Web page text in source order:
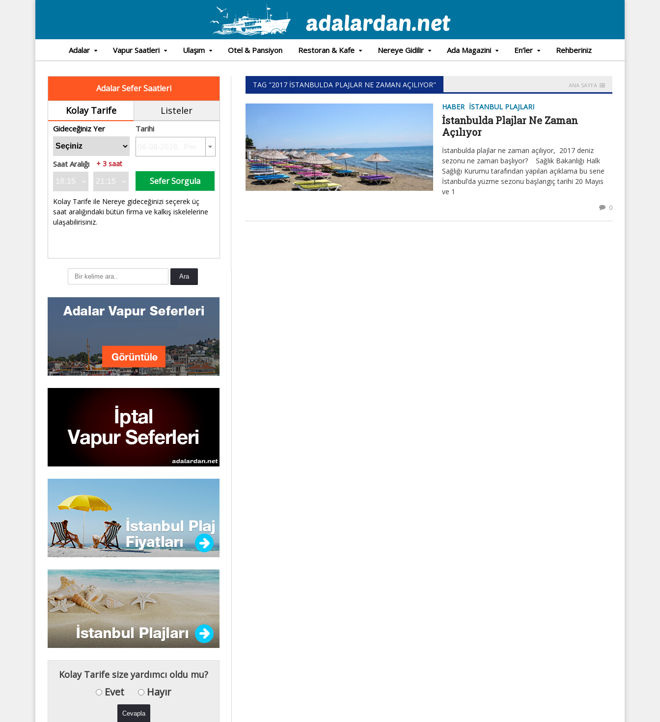
Adalar Vapur Saatleri Ulaşım Otel & Pansiyon Restoran & Kafe Nereye Gidilir Ada Magazini En’ler Rehberiniz
Adalar Sefer Saatleri
Kolay Tarife Listeler
Gideceğiniz Yer Tarihi
Saat Aralığı + 3 saat
Sefer Sorgula
Kolay Tarife ile Nereye gideceğinizi seçerek üç
saat aralığındaki bütün firma ve kalkış iskelelerine
ulaşabilirisiniz.
TAG "2017 İSTANBULDA PLAJLAR NE ZAMAN AÇILIYOR" ANA SAYFA
HABER İSTANBUL PLAJLARI
İstanbulda Plajlar Ne Zaman
Açılıyor
İstanbulda plajlar ne zaman açılıyor, 2017 deniz
sezonu ne zaman başlıyor? Sağlık Bakanlığı Halk
Sağlığı Kurumu tarafından yapılan açıklama bu sene
İstanbul’da yüzme sezonu başlangıç tarihi 20 Mayıs
ve 1
0
Kolay Tarife size yardımcı oldu mu?
Evet Hayır